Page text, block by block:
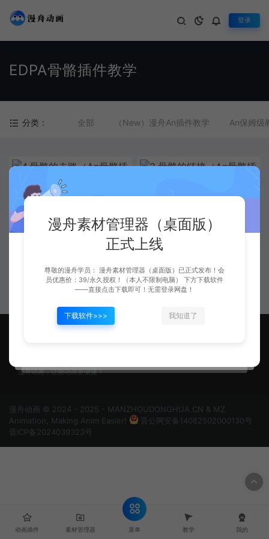
登录
EDPA骨骼插件教学
分类： 全部 （New）漫舟An插件教学 An保姆级
4.骨骼的走路（An骨骼插件教
学）
3.骨骼的链接（An骨骼插件教
2.安装与卸载（An骨骼插件教
1.前言介绍（An骨骼插件教学）
漫舟动画，让做动画更便捷！
漫舟动画 © 2024 - 2025 - MANZHOUDONGHUA.CN & MZ
Animation, Making Anim Easier!
晋公网安备14082502000130号
晋ICP备2024039323号
动画插件 素材管理器 菜单 教学 我的
漫舟素材管理器（桌面版）
正式上线
尊敬的漫舟学员： 漫舟素材管理器（桌面版）已正式发布！会
员优惠价：39/永久授权！（本人不限制电脑） 下方下载软件
——直接点击下载即可！无需登录网盘！
下载软件>>> 我知道了